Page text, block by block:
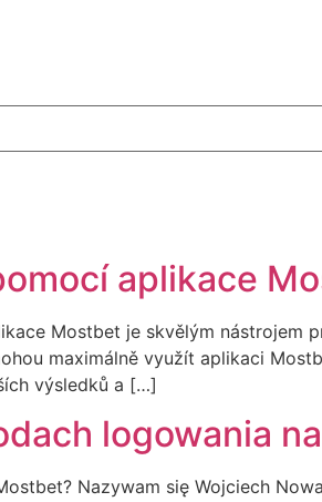
aplikace
Mostbet je skvělým nástrojem
maximálně využít aplikaci
výsledků a […]
logowania
Nazywam się Wojciech